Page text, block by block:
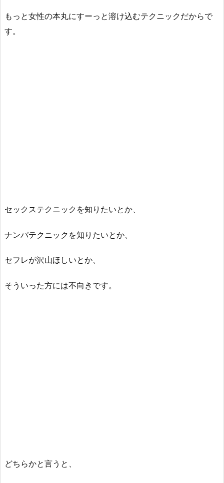
もっと女性の本丸にすーっと溶け込むテクニックだからで
す。
セックステクニックを知りたいとか、
ナンパテクニックを知りたいとか、
セフレが沢山ほしいとか、
そういった方には不向きです。
どちらかと言うと、